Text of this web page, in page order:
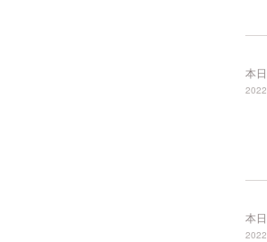
本
本